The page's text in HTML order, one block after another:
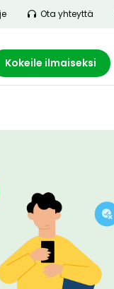
Ota yhteyttä
Kokeile ilmaiseksi